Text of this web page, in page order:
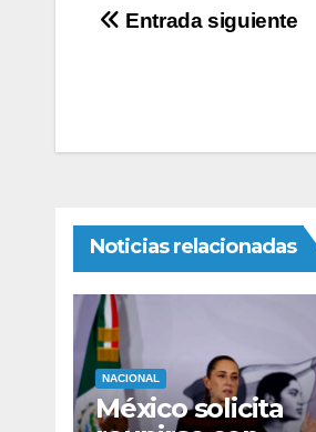
Navegación
Entrada siguiente
Noticias relacionadas
NACIONAL
México solicita